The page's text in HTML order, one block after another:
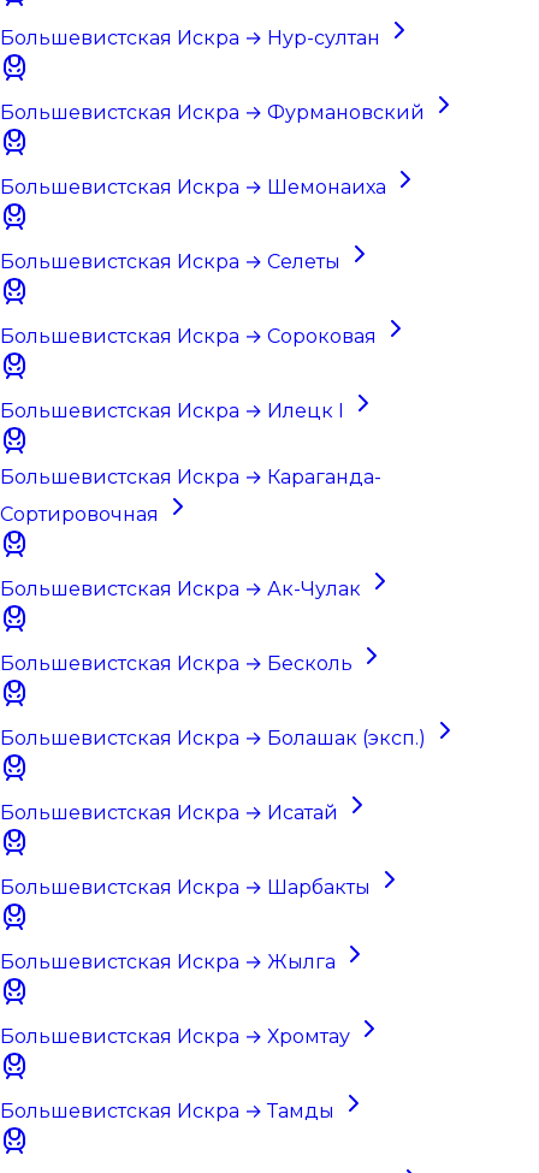
Большевистская Искра → Нур-султан
Большевистская Искра → Фурмановский
Большевистская Искра → Шемонаиха
Большевистская Искра → Селеты
Большевистская Искра → Сороковая
Большевистская Искра → Илецк I
Большевистская Искра → Караганда-
Сортировочная
Большевистская Искра → Ак-Чулак
Большевистская Искра → Бесколь
Большевистская Искра → Болашак (эксп.)
Большевистская Искра → Исатай
Большевистская Искра → Шарбакты
Большевистская Искра → Жылга
Большевистская Искра → Хромтау
Большевистская Искра → Тамды